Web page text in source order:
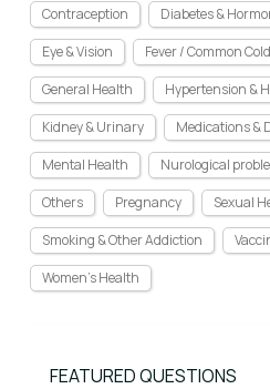
Contraception Diabetes &
Eye & Vision
Fever / Common Cold
General Health
Hypertension &
Kidney & Urinary
Medications &
Mental Health
Nurological
Others
Pregnancy Sexual
Smoking & Other Addiction
Women's Health
FEATURED QUESTIONS